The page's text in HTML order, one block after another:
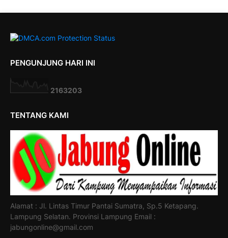
PENGUNJUNG HARI INI
2163203
TENTANG KAMI
Alamat : Jl. Lintas Timur Pantai Sumatra, Sp.5 Ketapang.
Lampung Selatan. Provinsi Lampung Email :
jabungonline@gmail.com